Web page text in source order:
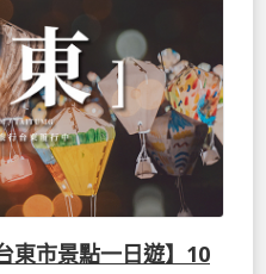
東市景點一日遊】10